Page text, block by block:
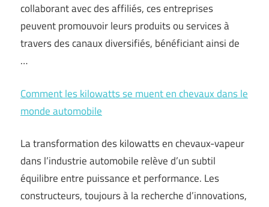
collaborant avec des affiliés, ces entreprises
peuvent promouvoir leurs produits ou services à
travers des canaux diversifiés, bénéficiant ainsi de
…
Comment les kilowatts se muent en chevaux dans le
monde automobile
La transformation des kilowatts en chevaux-vapeur
dans l’industrie automobile relève d’un subtil
équilibre entre puissance et performance. Les
constructeurs, toujours à la recherche d’innovations,